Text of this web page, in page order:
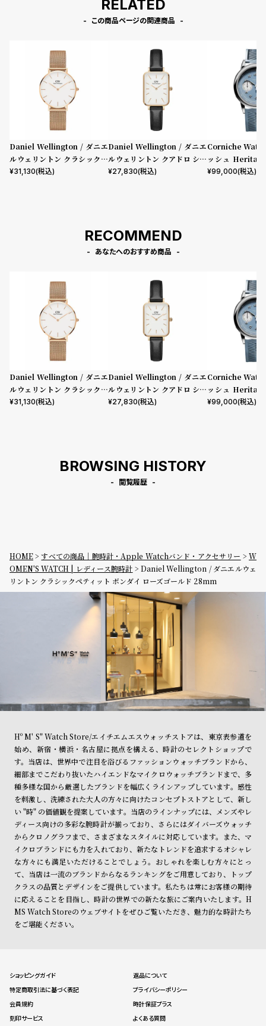
RELATED
この商品ページの関連商品
Daniel Wellington / ダニエ
ルウェリントン クラシックペ
ティット メルローズ ローズゴ
¥31,130(税込)
Daniel Wellington / ダニエ
ルウェリントン クアドロ シェ
フィールド ローズゴールド/ホ
¥27,830(税込)
Corniche
ッシュ
aph Visage ステ
¥99,000(税込)
RECOMMEND
あなたへのおすすめ商品
Daniel Wellington / ダニエ
ルウェリントン クラシックペ
ティット メルローズ ローズゴ
¥31,130(税込)
Daniel Wellington / ダニエ
ルウェリントン クアドロ シェ
フィールド ローズゴールド/ホ
¥27,830(税込)
Corniche
ッシュ
aph Visage ステ
¥99,000(税込)
BROWSING HISTORY
閲覧履歴
HOME すべての商品｜腕時計・Apple Watchバンド・アクセサリー
W
OMEN'S WATCH | レディース腕時計
Daniel Wellington / ダニエルウェ
リントン クラシックペティット ボンダイ ローズゴールド 28mm
Hº M' S" Watch Store/エイチエムエスウォッチストアは、東京表参道を
始め、新宿・横浜・名古屋に拠点を構える、時計のセレクトショップで
す。当店は、世界中で注目を浴びるファッションウォッチブランドから、
細部までこだわり抜いたハイエンドなマイクロウォッチブランドまで、多
種多様な国から厳選したブランドを幅広くラインアップしています。感性
を刺激し、洗練された大人の方々に向けたコンセプトストアとして、新し
い "時" の価値観を提案しています。当店のラインナップには、メンズやレ
ディース向けの多彩な腕時計が揃っており、さらにはダイバーズウォッチ
からクロノグラフまで、さまざまなスタイルに対応しています。また、マ
イクロブランドにも力を入れており、新たなトレンドを追求するオシャレ
な方々にも満足いただけることでしょう。おしゃれを楽しむ方々にとっ
て、当店は一流のブランドからなるランキングをご用意しており、トップ
クラスの品質とデザインをご提供しています。私たちは常にお客様の期待
に応えることを目指し、時計の世界での新たな旅にご案内いたします。H
MS Watch Storeのウェブサイトをぜひご覧いただき、魅力的な時計たち
をご堪能ください。
ショッピングガイド
返品について
特定商取引法に基づく表記
プライバシーポリシー
会員規約
時計保証プラス
刻印サービス
よくある質問